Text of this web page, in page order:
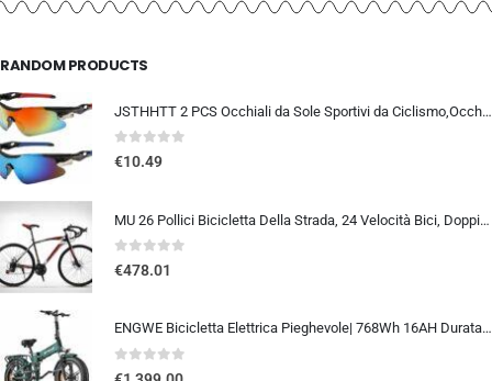
RANDOM PRODUCTS
JSTHHTT 2 PCS Occhiali da Sole Sportivi da Ciclismo,Occhiali da bicicletta antivento,occhiali da ciclismo per uomini donne,pr
0out of 5
€10.49
MU 26 Pollici Bicicletta Della Strada, 24 Velocità Bici, Doppio Freno a Disco, Acciaio Al Carbonio Telaio, Strada Di Corsa…
0out of 5
€478.01
ENGWE Bicicletta Elettrica Pieghevole| 768Wh 16AH Durata 110KM| 20″×4.0″ Fat Tire|Sensore di Coppia| Sospensione Completa| 8 Velocità| ENGINE Pro 2.0
0out of 5